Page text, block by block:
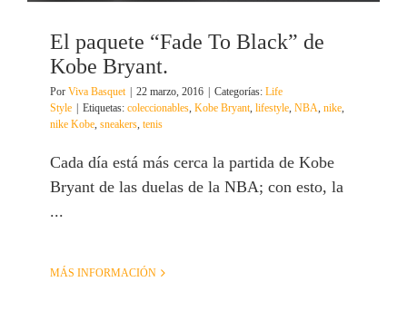
El paquete “Fade To Black” de
Kobe Bryant.
Por Viva Basquet 22 marzo, 2016 Categorías: Life
Style
Etiquetas: coleccionables, Kobe Bryant, lifestyle, NBA, nike,
nike Kobe, sneakers, tenis
Cada día está más cerca la partida de Kobe
Bryant de las duelas de la NBA; con esto, la
...
MÁS INFORMACIÓN